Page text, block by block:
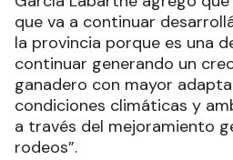
que va a continuar
la provincia porque es una
continuar generando un
ganadero con mayor
condiciones climáticas y
a través del mejoramiento
rodeos”.